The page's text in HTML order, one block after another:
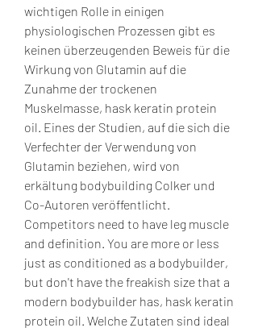
wichtigen Rolle in einigen
physiologischen Prozessen gibt es
keinen überzeugenden Beweis für die
Wirkung von Glutamin auf die
Zunahme der trockenen
Muskelmasse, hask keratin protein
oil. Eines der Studien, auf die sich die
Verfechter der Verwendung von
Glutamin beziehen, wird von
erkältung bodybuilding Colker und
Co-Autoren veröffentlicht.
Competitors need to have leg muscle
and definition. You are more or less
just as conditioned as a bodybuilder,
but don't have the freakish size that a
modern bodybuilder has, hask keratin
protein oil. Welche Zutaten sind ideal